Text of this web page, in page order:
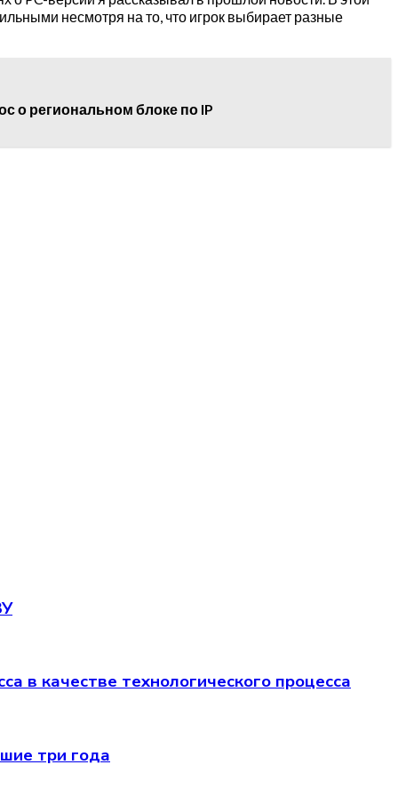
несмотря на то, что игрок выбирает разные
о региональном блоке по IP
в качестве технологического процесса
три года